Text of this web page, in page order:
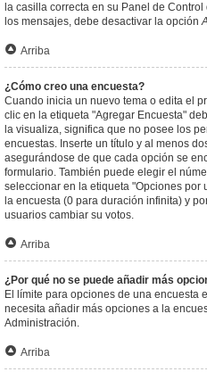
la casilla correcta en su Panel de
los mensajes, debe desactivar la opción
Arriba
¿Cómo creo una encuesta?
Cuando inicia un nuevo tema o edita el
clic en la etiqueta "Agregar Encuesta"
la visualiza, significa que no posee los
encuestas. Inserte un título y al menos
asegurándose de que cada opción se
formulario. También puede elegir el
seleccionar en la etiqueta "Opciones por
la encuesta (0 para duración infinita) y
usuarios cambiar su votos.
Arriba
¿Por qué no se puede añadir más
El límite para opciones de una encuesta
necesita añadir más opciones a la
Administración.
Arriba